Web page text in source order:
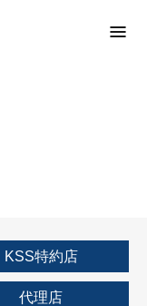
KSS特約店
代理店